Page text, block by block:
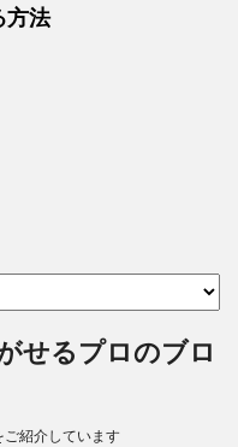
方法
せるプロのブロ
紹介しています